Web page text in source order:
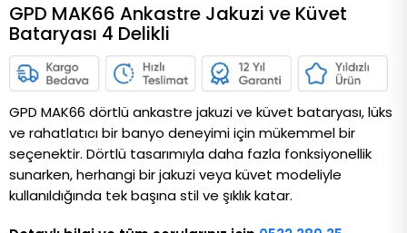
GPD MAK66 Ankastre Jakuzi ve Küvet
Bataryası 4 Delikli
GPD MAK66 dörtlü ankastre jakuzi ve küvet bataryası, lüks
ve rahatlatıcı bir banyo deneyimi için mükemmel bir
seçenektir. Dörtlü tasarımıyla daha fazla fonksiyonellik
sunarken, herhangi bir jakuzi veya küvet modeliyle
kullanıldığında tek başına stil ve şıklık katar.